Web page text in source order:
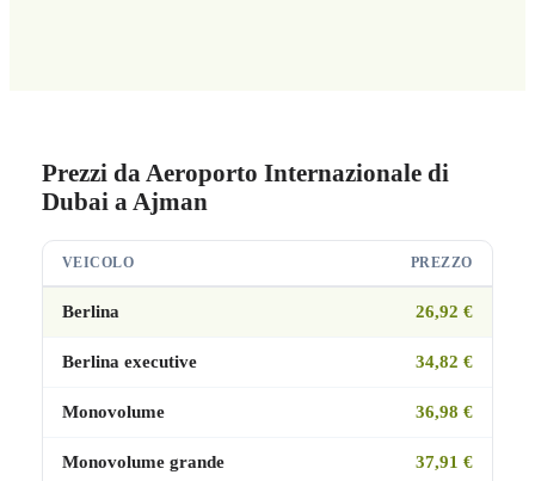
Prezzi da Aeroporto Internazionale di
Dubai a Ajman
VEICOLO PREZZO
Berlina 26,92 €
Berlina executive 34,82 €
Monovolume 36,98 €
Monovolume grande 37,91 €